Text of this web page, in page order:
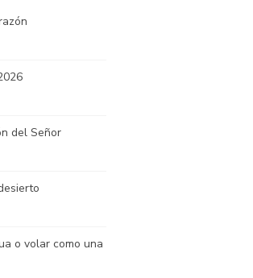
del Señor
o volar como una